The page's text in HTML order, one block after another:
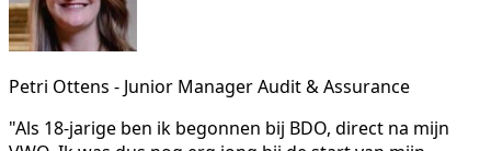
Petri Ottens - Junior Manager Audit & Assurance
"Als 18-jarige ben ik begonnen bij BDO, direct na mijn